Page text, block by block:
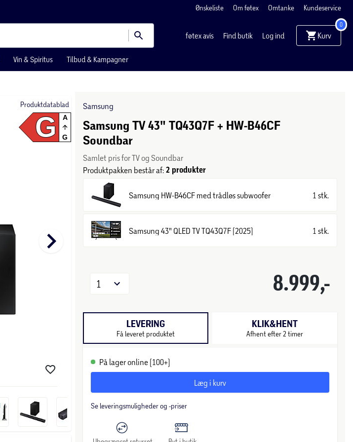
Ønskeliste Om føtex Omtanke Kundeservice
føtex avis Find butik Log ind Kurv
0
Vin & Spiritus Tilbud & Kampagner
Produktdatablad
G A
G
keyboard_arrow_right
Samsung
Samsung TV 43" TQ43Q7F + HW-B46CF
Soundbar
Samlet pris for TV og Soundbar
Produktpakken består af: 2 produkter
Samsung HW-B46CF med trådløs subwoofer 1 stk.
Samsung 43" QLED TV TQ43Q7F (2025) 1 stk.
8.999,-
1
LEVERING
Få leveret produktet
KLIK&HENT
Afhent efter 2 timer
På lager online (100+)
Læg i kurv
Se leveringsmuligheder og -priser